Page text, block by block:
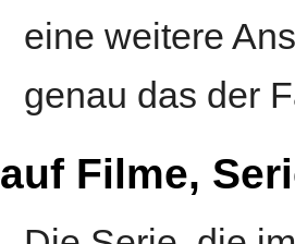
eine weitere
genau das der
auf Filme,